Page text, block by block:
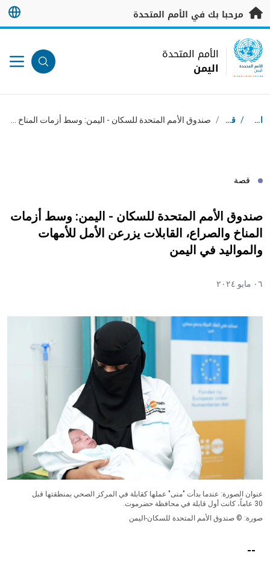
تخطى إلى المحتوى الرئيسي
مرحبا بك في الأمم المتحدة
UN Logo
الأمم المتحدة
اليمن
الأمم المتحدة
اليمن
مسار التنقل
استقبال / قصص /
قصة
صندوق الأمم المتحدة للسكان - اليمن: وسط أزمات
المناخ والصراع، القابلات يزرعن الأمل للأمهات
والمواليد في اليمن
٠٦ مايو ٢٠٢٤
عنوان الصورة: عندما بدأت "منى" عملها كقابلة في المركز الصحي بمنطقتها قبل
30 عاماً، كانت أول قابلة في محافظة حضرموت.
صورة: © صندوق الأمم المتحدة للسكان-اليمن
--